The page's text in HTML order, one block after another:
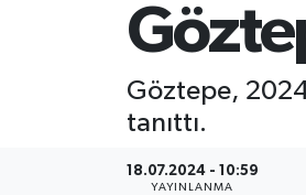
Göztepe,
tanıttı.
18.07.2024 - 10:59
YAYINLANMA
ÖZEL HABER
POLİTİKA